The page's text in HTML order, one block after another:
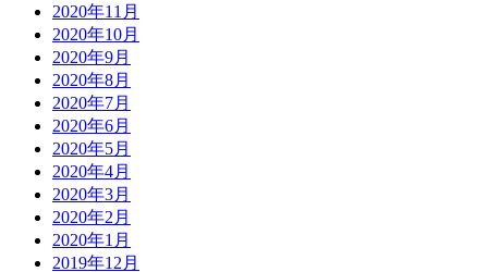
2020年11月
2020年10月
2020年9月
2020年8月
2020年7月
2020年6月
2020年5月
2020年4月
2020年3月
2020年2月
2020年1月
2019年12月